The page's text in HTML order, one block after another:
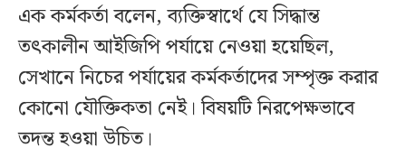
এক কর্মকর্তা বলেন, ব্যক্তিস্বার্থে যে সিদ্ধান্ত
তৎকালীন আইজিপি পর্যায়ে নেওয়া হয়েছিল,
সেখানে নিচের পর্যায়ের কর্মকর্তাদের সম্পৃক্ত করার
কোনো যৌক্তিকতা নেই। বিষয়টি নিরপেক্ষভাবে
তদন্ত হওয়া উচিত।